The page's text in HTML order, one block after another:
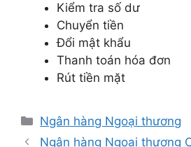
Kiểm tra số dư
Chuyển tiền
Đổi mật khẩu
Thanh toán hóa đơn
Rút tiền mặt
Danh
mục
Ngân hàng Ngoại thương
Ngân hàng Ngoại thương